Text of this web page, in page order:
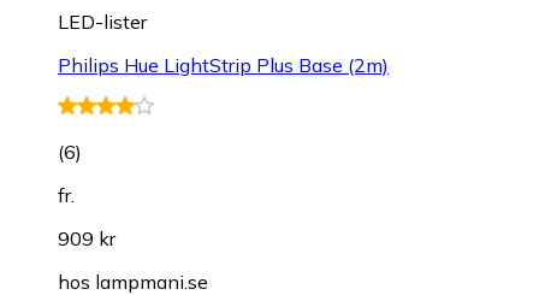
LED-lister
Philips Hue LightStrip Plus Base (2m)
(6)
fr.
909 kr
hos lampmani.se